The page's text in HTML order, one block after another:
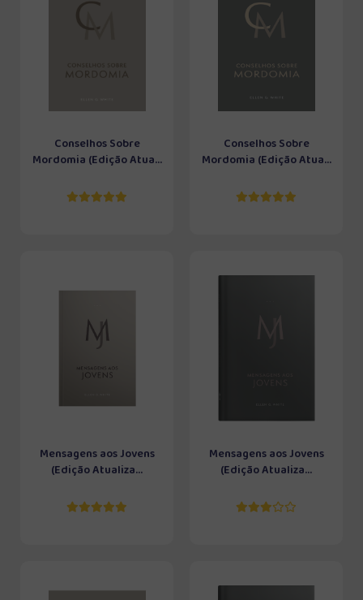
Conselhos Sobre
Mordomia (Edição Atua...
Conselhos Sobre
Mordomia (Edição Atua...
Mensagens aos Jovens
(Edição Atualiza...
Mensagens aos Jovens
(Edição Atualiza...